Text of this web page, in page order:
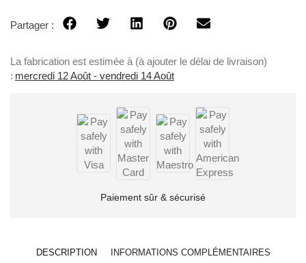
Partager :
La fabrication est estimée à (à ajouter le délai de livraison)
: mercredi 12 Août - vendredi 14 Août
Paiement sûr & sécurisé
DESCRIPTION INFORMATIONS COMPLÉMENTAIRES